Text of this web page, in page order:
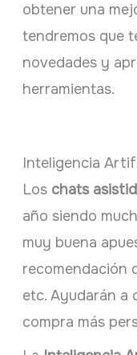
obtener una
tendremos que
novedades y
herramientas.
Inteligencia
Los chats
año siendo
muy buena
recomendación
etc. Ayudarán a
compra más